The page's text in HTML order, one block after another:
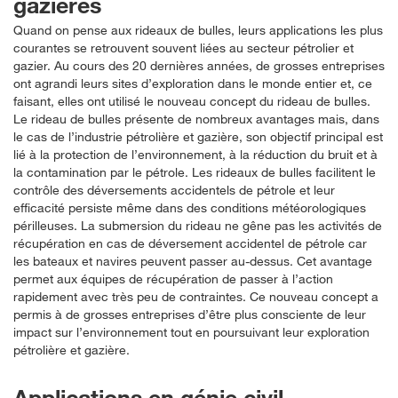
Quand on pense aux rideaux de bulles, leurs applications les plus
courantes se retrouvent souvent liées au secteur pétrolier et
gazier. Au cours des 20 dernières années, de grosses entreprises
ont agrandi leurs sites d’exploration dans le monde entier et, ce
faisant, elles ont utilisé le nouveau concept du rideau de bulles.
Le rideau de bulles présente de nombreux avantages mais, dans
le cas de l’industrie pétrolière et gazière, son objectif principal est
lié à la protection de l’environnement, à la réduction du bruit et à
la contamination par le pétrole. Les rideaux de bulles facilitent le
contrôle des déversements accidentels de pétrole et leur
efficacité persiste même dans des conditions météorologiques
périlleuses. La submersion du rideau ne gêne pas les activités de
récupération en cas de déversement accidentel de pétrole car
les bateaux et navires peuvent passer au-dessus. Cet avantage
permet aux équipes de récupération de passer à l’action
rapidement avec très peu de contraintes. Ce nouveau concept a
permis à de grosses entreprises d’être plus consciente de leur
impact sur l’environnement tout en poursuivant leur exploration
pétrolière et gazière.